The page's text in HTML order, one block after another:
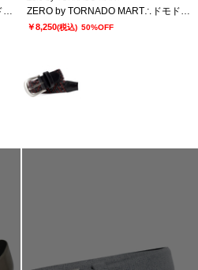
ZERO by TORNADO MART∴ドモドッソラ ストレッチメッシュベルト ZERO by TORNADO MART∴ドモドッソラ レザーストレッチメッシュベルト
￥8,250(税込) 50%OFF